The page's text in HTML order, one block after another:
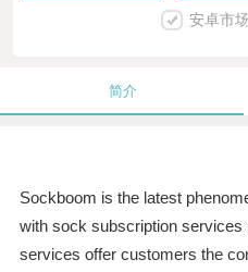
安卓市
简介
Sockboom is the latest
with sock subscription services
services offer customers the